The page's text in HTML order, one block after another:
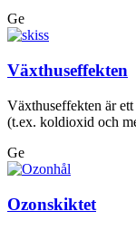
Ge
Växthuseffekten
Växthuseffekten är ett
(t.ex. koldioxid och
Ge
Ozonskiktet